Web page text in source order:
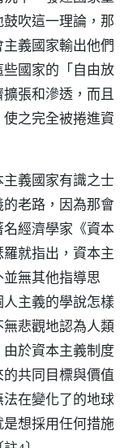
吹這一理論，那
義國家輸出他們
國家的「自由放
張和滲透，而且
之完全被捲進資
義國家有識之士
老路，因為那會
經濟學家《資本
就指出，資本主
無其他指導思
主義的學說怎樣
悲觀地認為人類
於資本主義制度
共同目標與價值
在變化了的地球
想採用任何措施